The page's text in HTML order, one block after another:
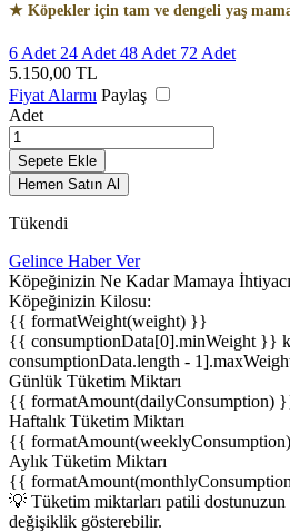
★ Köpekler için tam ve dengeli yaş
6 Adet 24 Adet 48 Adet 72 Adet
5.150,00 TL
Fiyat Alarmı Paylaş
Adet
Sepete Ekle
Hemen Satın Al
Tükendi
Gelince Haber Ver
Köpeğinizin Ne Kadar Mamaya
Köpeğinizin Kilosu:
{{ formatWeight(weight) }}
{{ consumptionData[0].minWeight }}
consumptionData.length -
Günlük Tüketim Miktarı
{{ formatAmount(dailyConsumption)
Haftalık Tüketim Miktarı
{{
Aylık Tüketim Miktarı
{{
💡 Tüketim miktarları patili
değişiklik gösterebilir.